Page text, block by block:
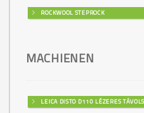
ROCKWOOL STEPROCK
MACHIENEN
LEICA DISTO D110 LÉZERES